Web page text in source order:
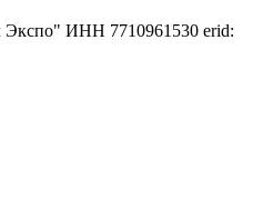
ИНН 7710961530 erid: